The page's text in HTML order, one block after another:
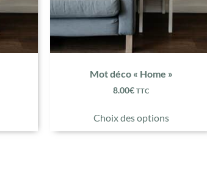
Mot déco « Home »
8.00€ TTC
Choix des options